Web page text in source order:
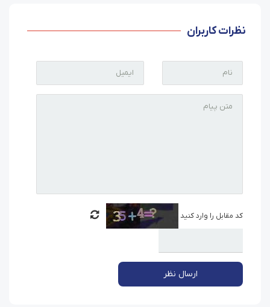
نظرات کاربران
کد مقابل را وارد کنید
ارسال نظر